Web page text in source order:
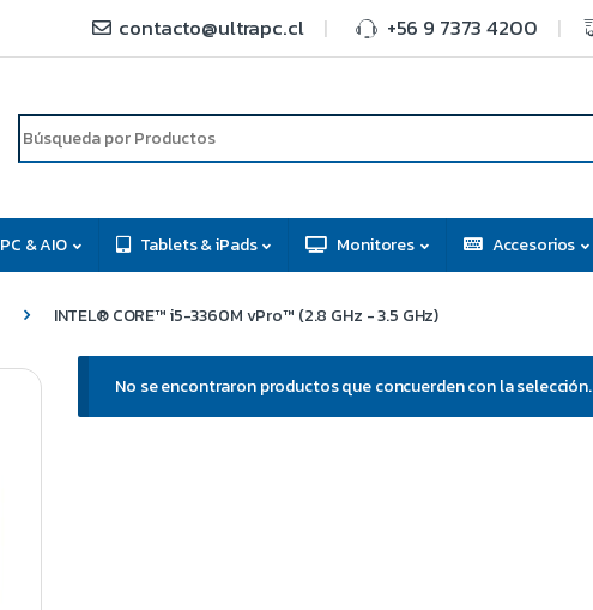
contacto@ultrapc.cl +56 9 7373 4200
PC & AIO Tablets & iPads Monitores Accesorios
INTEL® CORE™ i5-3360M vPro™ (2.8 GHz - 3.5 GHz)
No se encontraron productos que concuerden con la selección.